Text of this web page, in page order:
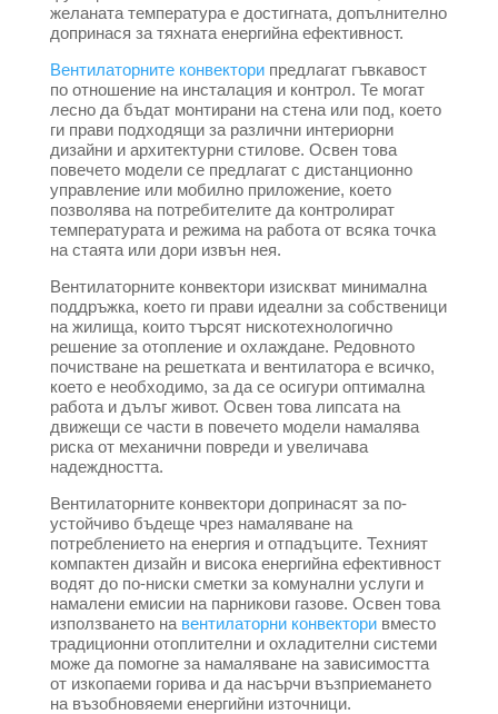
желаната температура е достигната, допълнително
допринася за тяхната енергийна ефективност.
Вентилаторните конвекторипредлагат гъвкавост
по отношение на инсталация и контрол. Те могат
лесно да бъдат монтирани на стена или под, което
ги прави подходящи за различни интериорни
дизайни и архитектурни стилове. Освен това
повечето модели се предлагат с дистанционно
управление или мобилно приложение, което
позволява на потребителите да контролират
температурата и режима на работа от всяка точка
на стаята или дори извън нея.
Вентилаторните конвектори изискват минимална
поддръжка, което ги прави идеални за собственици
на жилища, които търсят нискотехнологично
решение за отопление и охлаждане. Редовното
почистване на решетката и вентилатора е всичко,
което е необходимо, за да се осигури оптимална
работа и дълъг живот. Освен това липсата на
движещи се части в повечето модели намалява
риска от механични повреди и увеличава
надеждността.
Вентилаторните конвектори допринасят за по-
устойчиво бъдеще чрез намаляване на
потреблението на енергия и отпадъците. Техният
компактен дизайн и висока енергийна ефективност
водят до по-ниски сметки за комунални услуги и
намалени емисии на парникови газове. Освен това
използването на вентилаторни конвекторивместо
традиционни отоплителни и охладителни системи
може да помогне за намаляване на зависимостта
от изкопаеми горива и да насърчи възприемането
на възобновяеми енергийни източници.